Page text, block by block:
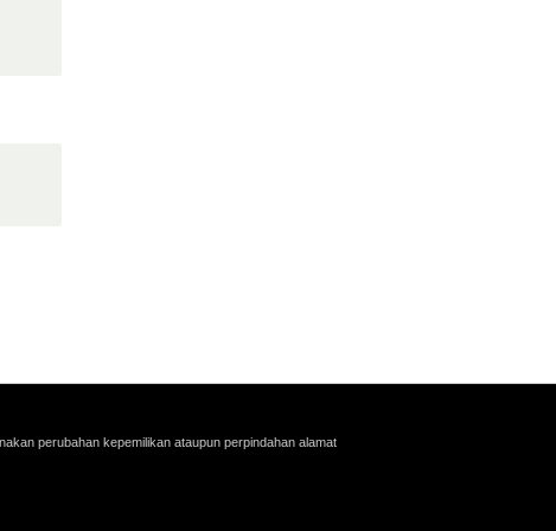
perubahan kepemilikan ataupun perpindahan alamat